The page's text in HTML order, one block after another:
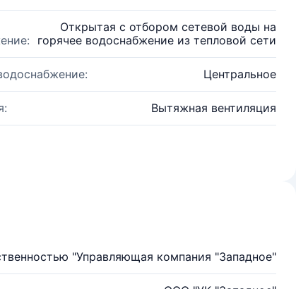
Открытая с отбором сетевой воды на
горячее водоснабжение из тепловой сети
Центральное
Вытяжная вентиляция
"Управляющая компания "Западное"